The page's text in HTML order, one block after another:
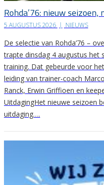
Rohda’76: nieuw
5 AUGUSTUS 2026 | NIEUWS
De selectie van Rohda’76 –
trapte dinsdag 4 augustus het
training. Dat gebeurde voor
leiding van trainer-coach
Ranck, Erwin Griffioen en
UitdagingHet nieuwe seizoen
uitdaging….